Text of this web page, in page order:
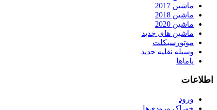
ماشین 2017
ماشین 2018
ماشین 2020
ماشین های جدید
موتورسیکلت
وسیله نقلیه جدید
یاماها
اطلاعات
ورود
خوراک ورودی‌ها